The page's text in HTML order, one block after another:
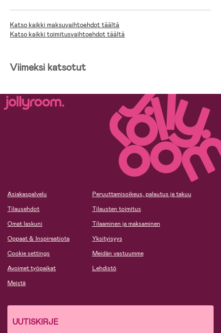
Katso kaikki maksuvaihtoehdot täältä
Katso kaikki toimitusvaihtoehdot täältä
Viimeksi katsotut
Asiakaspalvelu
Tilausehdot
Omat laskuni
Oppaat & Inspiraatiota
Cookie settings
Avoimet työpaikat
Meistä
Peruuttamisoikeus, palautus ja takuu
Tilausten toimitus
Tilaaminen ja maksaminen
Yksityisyys
Meidän vastuumme
Lehdistö
UUTISKIRJE